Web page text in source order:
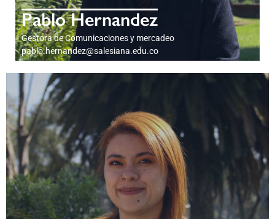
Pablo Hernandez
Gestora de Comunicaciones y mercadeo
pablo.hernandez@salesiana.edu.co
PERFIL PROFESIONAL